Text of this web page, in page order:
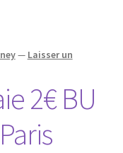
— Laisser un
2€ BU